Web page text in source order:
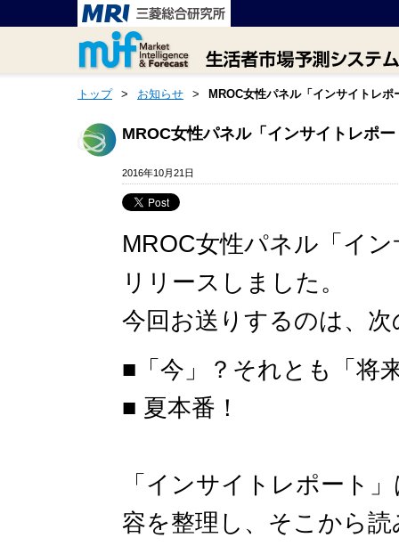
トップ > お知らせ > MROC女性パネル「インサイトレ
MROC女性パネル「インサイトレポ
2016年10月21日
MROC女性パネル「イ
リリースしました。
今回お送りするのは、
■「今」？それとも「将
■ 夏本番！
「インサイトレポート
容を整理し、そこから